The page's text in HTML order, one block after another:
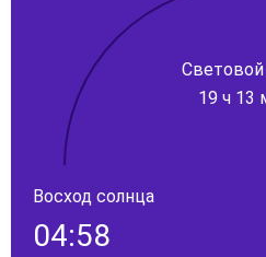
19 ч 13
Восход солнца
04:58